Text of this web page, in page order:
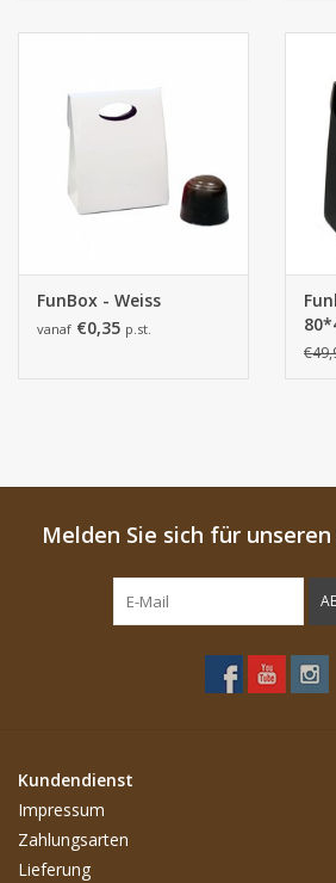
FunBox - Weiss
vanaf €0,35 p.st.
Melden Sie sich für
Kundendienst
Impressum
Zahlungsarten
Lieferung